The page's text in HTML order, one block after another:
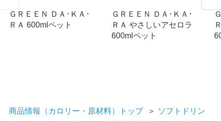
ＧＲＥＥＮ ＤＡ･ＫＡ･
ＲＡ 600mlペット
ＧＲＥＥＮ ＤＡ･ＫＡ･
ＲＡ やさしいアセロラ
600mlペット
商品情報（カロリー・原材料）トップ ＞
ソフトドリン